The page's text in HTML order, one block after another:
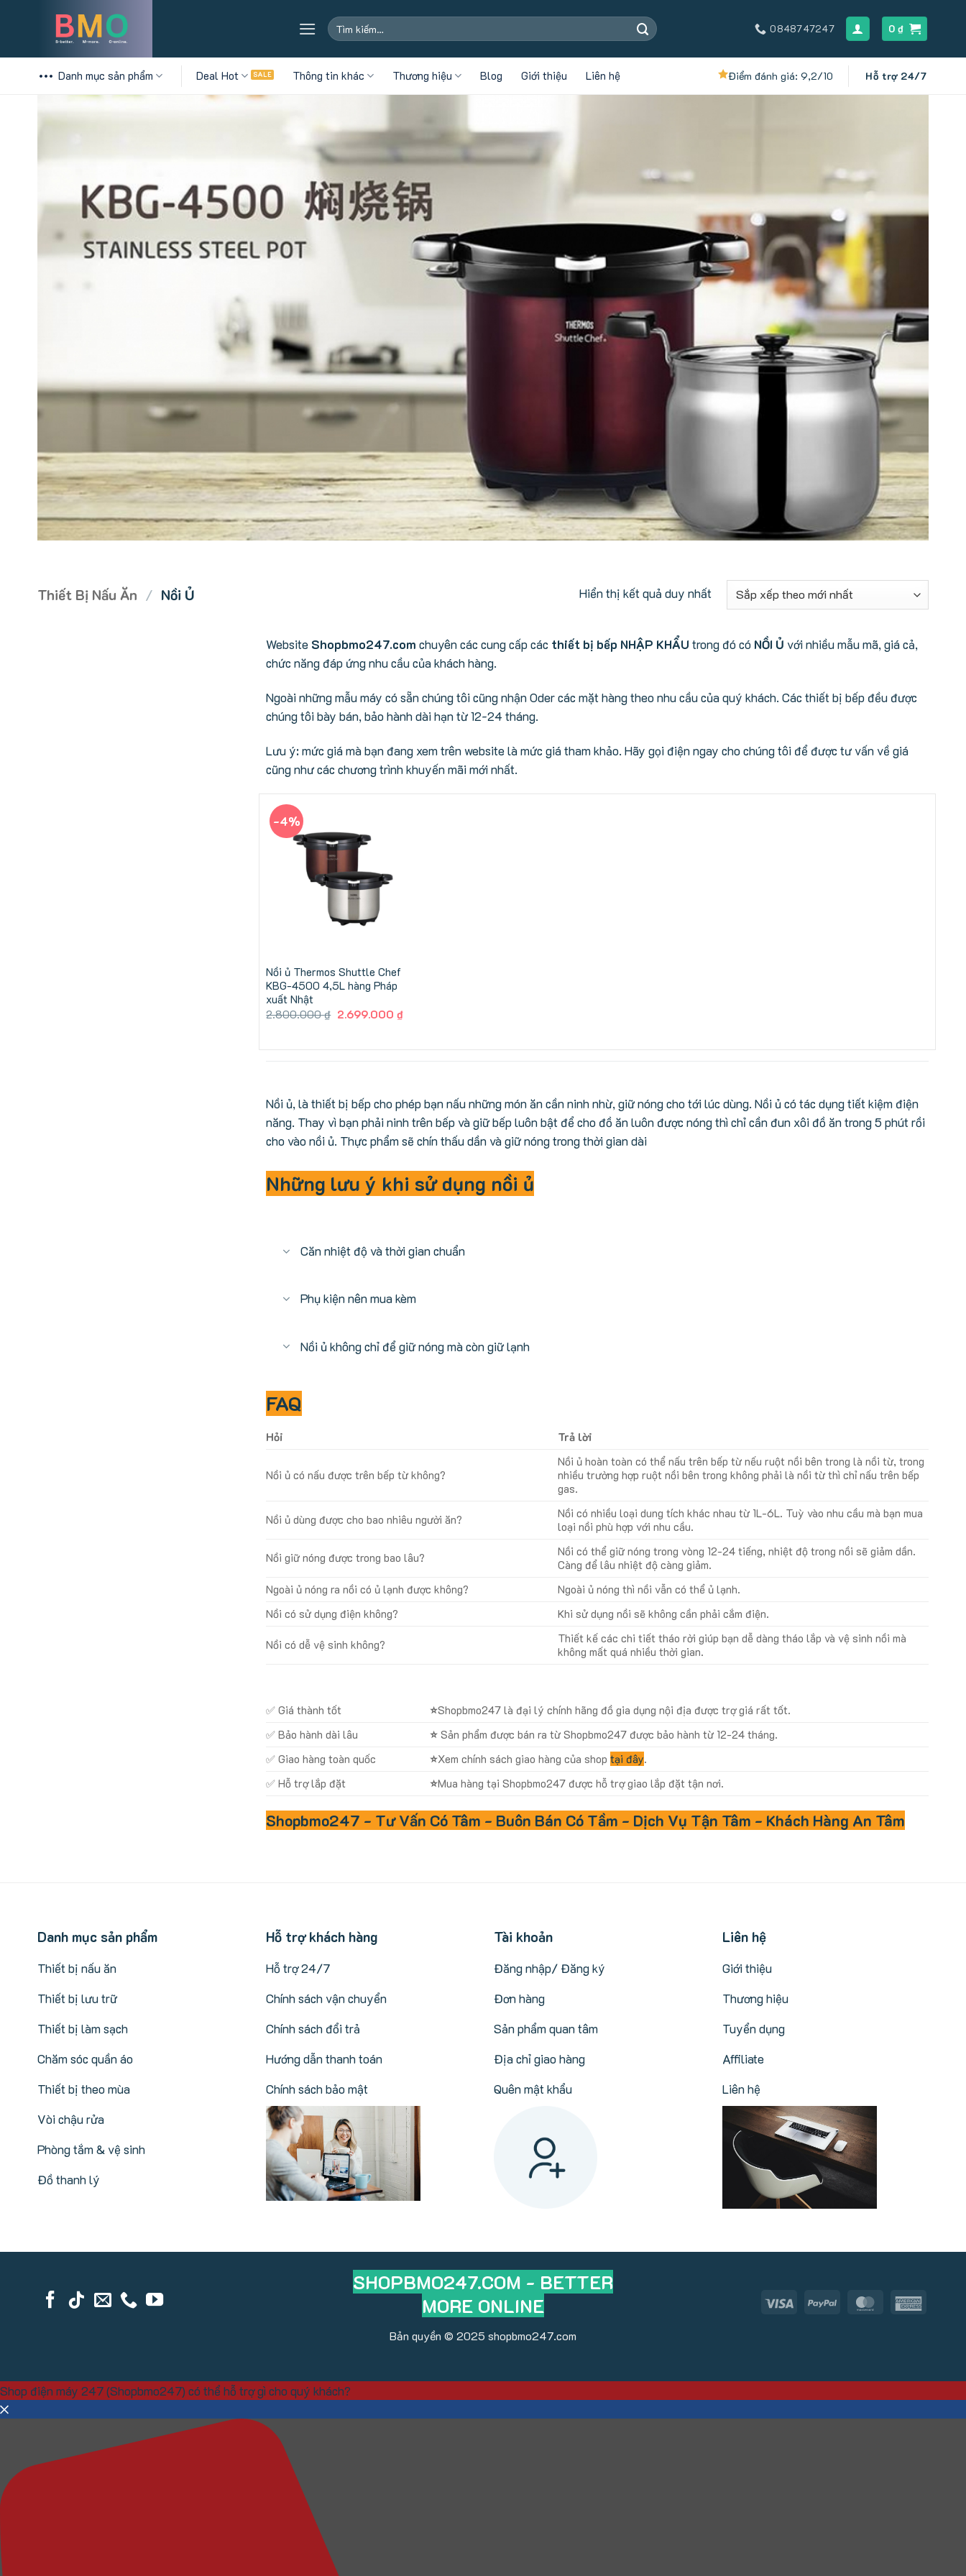
Tìm
kiếm:
0848747247 0₫
Danh mục sản phẩm Deal Hot Thông tin khác Thương hiệu Blog Giới thiệu Liên hệ Điểm đánh giá: 9,2/10 Hỗ trợ 24/7
Thiết Bị Nấu Ăn / Nồi Ủ Hiển thị kết quả duy nhất
Website Shopbmo247.com chuyên các cung cấp các thiết bị bếp NHẬP KHẨU trong đó có NỒI Ủ với nhiều mẫu mã, giá cả,
chức năng đáp ứng nhu cầu của khách hàng.
Ngoài những mẫu máy có sẵn chúng tôi cũng nhận Oder các mặt hàng theo nhu cầu của quý khách. Các thiết bị bếp đều được
chúng tôi bày bán, bảo hành dài hạn từ 12-24 tháng.
Lưu ý: mức giá mà bạn đang xem trên website là mức giá tham khảo. Hãy gọi điện ngay cho chúng tôi để được tư vấn về giá
cũng như các chương trình khuyến mãi mới nhất.
-4%
Nồi ủ Thermos Shuttle Chef
KBG-4500 4,5L hàng Pháp
xuất Nhật
2.800.000₫ Giá
2.699.000 ₫Giá
Nồi ủ, là thiết bị bếp cho phép bạn nấu những món ăn cần ninh nhừ, giữ nóng cho tới lúc dùng. Nồi ủ có tác dụng tiết kiệm điện
năng. Thay vì bạn phải ninh trên bếp và giữ bếp luôn bật để cho đồ ăn luôn được nóng thì chỉ cần đun xôi đồ ăn trong 5 phút rồi
cho vào nồi ủ. Thực phẩm sẽ chín thấu dần và giữ nóng trong thời gian dài
Những lưu ý khi sử dụng nồi ủ
Căn nhiệt độ và thời gian chuẩn
Phụ kiện nên mua kèm
Nồi ủ không chỉ để giữ nóng mà còn giữ lạnh
FAQ
Hỏi Trả lời
Nồi ủ có nấu được trên bếp từ không?
Nồi ủ hoàn toàn có thể nấu trên bếp từ nếu ruột nồi bên trong là nồi từ, trong
nhiều trường hợp ruột nồi bên trong không phải là nồi từ thì chỉ nấu trên bếp
gas.
Nồi ủ dùng được cho bao nhiêu người ăn?
Nồi có nhiều loại dung tích khác nhau từ 1L-6L. Tuỳ vào nhu cầu mà bạn mua
loại nồi phù hợp với nhu cầu.
Nồi giữ nóng được trong bao lâu?
Nồi có thể giữ nóng trong vòng 12-24 tiếng, nhiệt độ trong nồi sẽ giảm dần.
Càng để lâu nhiệt độ càng giảm.
Ngoài ủ nóng ra nồi có ủ lạnh được không?
Ngoài ủ nóng thì nồi vẫn có thể ủ lạnh.
Nồi có sử dụng điện không?
Khi sử dụng nồi sẽ không cần phải cắm điện.
Nồi có dễ vệ sinh không?
Thiết kế các chi tiết tháo rời giúp bạn dễ dàng tháo lắp và vệ sinh nồi mà
không mất quá nhiều thời gian.
✅ Giá thành tốt ⭐Shopbmo247 là đại lý chính hãng đồ gia dụng nội địa được trợ giá rất tốt.
✅ Bảo hành dài lâu
⭐Sản phẩm được bán ra từ Shopbmo247 được bảo hành từ 12-24 tháng.
✅ Giao hàng toàn quốc
⭐Xem chính sách giao hàng của shoptại đây.
✅ Hỗ trợ lắp đặt
⭐Mua hàng tại Shopbmo247 được hỗ trợ giao lắp đặt tận nơi.
Shopbmo247 - Tư Vấn Có Tâm - Buôn Bán Có Tầm - Dịch Vụ Tận Tâm - Khách Hàng An Tâm
Danh mục sản phẩm
Thiết bị nấu ăn
Thiết bị lưu trữ
Thiết bị làm sạch
Chăm sóc quần áo
Thiết bị theo mùa
Vòi chậu rửa
Phòng tắm & vệ sinh
Đồ thanh lý
Hỗ trợ khách hàng
Hỗ trợ 24/7
Chính sách vận chuyển
Chính sách đổi trả
Hướng dẫn thanh toán
Chính sách bảo mật
Tài khoản
Đăng nhập/ Đăng ký
Đơn hàng
Sản phẩm quan tâm
Địa chỉ giao hàng
Quên mật khẩu
Liên hệ
Giới thiệu
Thương hiệu
Tuyển dụng
Affiliate
Liên hệ
SHOPBMO247.COM - BETTER
MORE ONLINE
Bản quyền © 2025 shopbmo247.com
Visa PayPal MasterCard
Shop điện máy 247 (Shopbmo247) có thể hỗ trợ gì cho quý khách?